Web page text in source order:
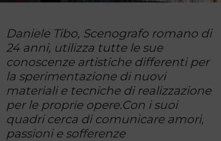
Daniele Tibo, Scenografo romano di
24 anni, utilizza tutte le sue
conoscenze artistiche differenti per
la sperimentazione di nuovi
materiali e tecniche di realizzazione
per le proprie opere.Con i suoi
quadri cerca di comunicare amori,
passioni e sofferenze